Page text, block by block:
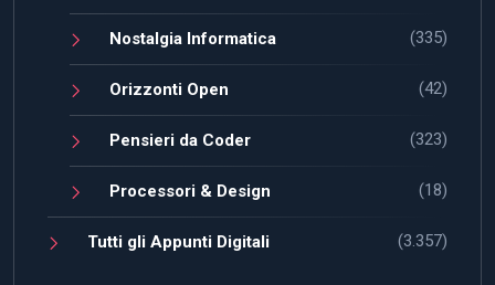
Nostalgia Informatica (335)
Orizzonti Open (42)
Pensieri da Coder (323)
Processori & Design (18)
Tutti gli Appunti Digitali (3.357)